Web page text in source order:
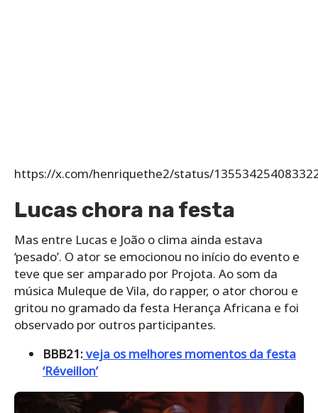
https://x.com/henriquethe2/status/
Lucas chora na festa
Mas entre Lucas e João o clima ainda estava
‘pesado’. O ator se emocionou no início do evento e
teve que ser amparado por Projota. Ao som da
música Muleque de Vila, do rapper, o ator chorou e
gritou no gramado da festa Herança Africana e foi
observado por outros participantes.
BBB21:veja os melhores momentos da festa
‘Réveillon’